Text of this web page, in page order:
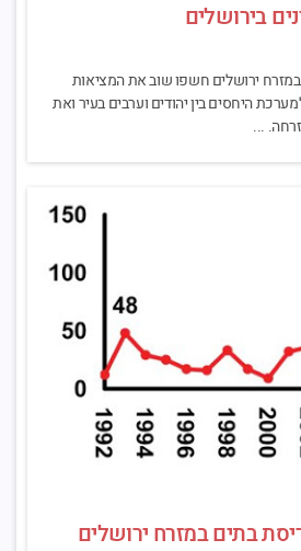
בירושלים
במזרח ירושלים חשפו שוב את המציאות
היחסים בין יהודים וערבים בעיר ואת
...
בתים במזרח ירושלים